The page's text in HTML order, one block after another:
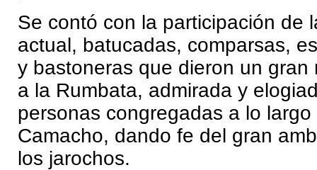
Se contó con la participación de
actual, batucadas, comparsas,
y bastoneras que dieron un gran
a la Rumbata, admirada y
personas congregadas a lo
Camacho, dando fe del gran
los jarochos.